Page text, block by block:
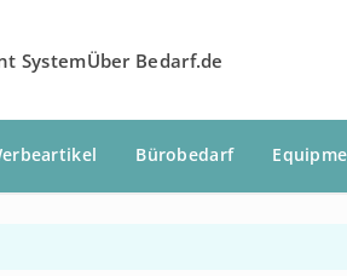
SystemÜber Bedarf.de
Bürobedarf